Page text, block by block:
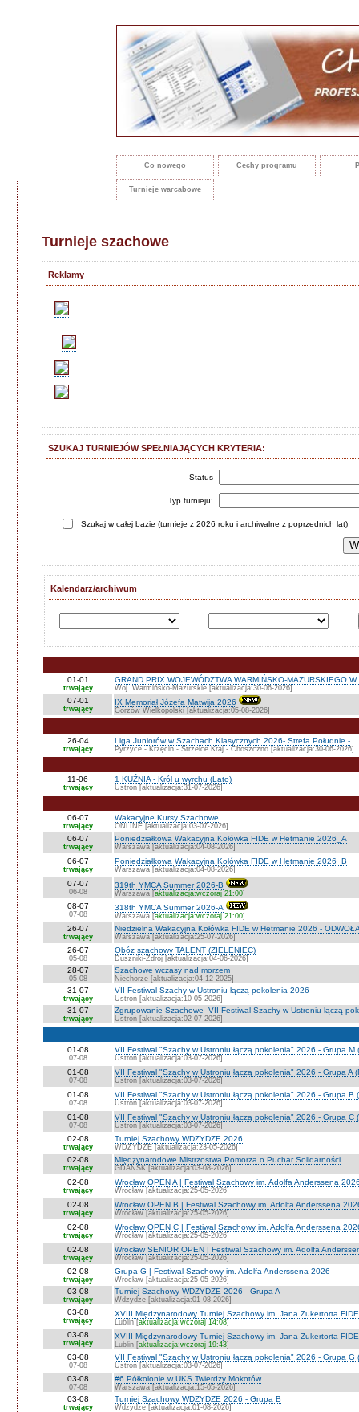
Co nowego Cechy programu
Turnieje warcabowe
Turnieje szachowe
Reklamy
SZUKAJ TURNIEJÓW SPEŁNIAJĄCYCH KRYTERIA:
Status
Typ turnieju:
Szukaj w całej bazie (turnieje z 2026 roku i archiwalne z poprzednich lat)
Kalendarz/archiwum
01-01
trwający
GRAND PRIX WOJEWÓDZTWA WARMIŃSKO-MAZURSKIEGO
Woj. Warmińsko-Mazurskie [aktualizacja:30-06-2026]
07-01
trwający
IX Memoriał Józefa Matwija 2026
Gorzów Wielkopolski [aktualizacja:05-08-2026]
26-04
trwający
Liga Juniorów w Szachach Klasycznych 2026- Strefa Południe -
Pyrzyce - Krzęcin - Strzelce Kraj - Choszczno [aktualizacja:30-06-2026]
11-06
trwający
1 KUŹNIA - Król u wyrchu (Lato)
Ustroń [aktualizacja:31-07-2026]
06-07
trwający
Wakacyjne Kursy Szachowe
ONLINE [aktualizacja:03-07-2026]
06-07
trwający
Poniedziałkowa Wakacyjna Kołówka FIDE w Hetmanie 2026_A
Warszawa [aktualizacja:04-08-2026]
06-07
trwający
Poniedziałkowa Wakacyjna Kołówka FIDE w Hetmanie 2026_B
Warszawa [aktualizacja:04-08-2026]
07-07
06-08
319th YMCA Summer 2026-B
Warszawa [aktualizacja:wczoraj 21:00]
08-07
07-08
318th YMCA Summer 2026-A
Warszawa [aktualizacja:wczoraj 21:00]
26-07
trwający
Niedzielna Wakacyjna Kołówka FIDE w Hetmanie 2026 -
Warszawa [aktualizacja:25-07-2026]
26-07
05-08
Obóz szachowy TALENT (ZIELENIEC)
Duszniki-Zdrój [aktualizacja:04-06-2026]
28-07
05-08
Szachowe wczasy nad morzem
Niechorze [aktualizacja:04-12-2025]
31-07
trwający
VII Festiwal Szachy w Ustroniu łączą pokolenia 2026
Ustroń [aktualizacja:10-05-2026]
31-07
trwający
Zgrupowanie Szachowe- VII Festiwal Szachy w Ustroniu łączą
Ustroń [aktualizacja:02-07-2026]
01-08
07-08
VII Festiwal "Szachy w Ustroniu łączą pokolenia" 2026 - Grupa M
Ustroń [aktualizacja:03-07-2026]
01-08
07-08
VII Festiwal "Szachy w Ustroniu łączą pokolenia" 2026 - Grupa A
Ustroń [aktualizacja:03-07-2026]
01-08
07-08
VII Festiwal "Szachy w Ustroniu łączą pokolenia" 2026 - Grupa B
Ustroń [aktualizacja:03-07-2026]
01-08
07-08
VII Festiwal "Szachy w Ustroniu łączą pokolenia" 2026 - Grupa C
Ustroń [aktualizacja:03-07-2026]
02-08
trwający
Turniej Szachowy WDZYDZE 2026
WDZYDZE [aktualizacja:23-05-2026]
02-08
trwający
Międzynarodowe Mistrzostwa Pomorza o Puchar Solidarności
GDAŃSK [aktualizacja:03-08-2026]
02-08
trwający
Wrocław OPEN A | Festiwal Szachowy im. Adolfa Anderssena
Wrocław [aktualizacja:25-05-2026]
02-08
trwający
Wrocław OPEN B | Festiwal Szachowy im. Adolfa Anderssena
Wrocław [aktualizacja:25-05-2026]
02-08
trwający
Wrocław OPEN C | Festiwal Szachowy im. Adolfa Anderssena
Wrocław [aktualizacja:25-05-2026]
02-08
trwający
Wrocław SENIOR OPEN | Festiwal Szachowy im. Adolfa
Wrocław [aktualizacja:25-05-2026]
02-08
trwający
Grupa G | Festiwal Szachowy im. Adolfa Anderssena 2026
Wrocław [aktualizacja:25-05-2026]
03-08
trwający
Turniej Szachowy WDZYDZE 2026 - Grupa A
Wdzydze [aktualizacja:01-08-2026]
03-08
trwający
XVIII Międzynarodowy Turniej Szachowy im. Jana Zukertorta
Lublin [aktualizacja:wczoraj 14:08]
03-08
trwający
XVIII Międzynarodowy Turniej Szachowy im. Jana Zukertorta
Lublin [aktualizacja:wczoraj 19:43]
03-08
07-08
VII Festiwal "Szachy w Ustroniu łączą pokolenia" 2026 - Grupa G
Ustroń [aktualizacja:03-07-2026]
03-08
07-08
#6 Półkolonie w UKS Twierdzy Mokotów
Warszawa [aktualizacja:15-05-2026]
03-08
trwający
Turniej Szachowy WDZYDZE 2026 - Grupa B
Wdzydze [aktualizacja:01-08-2026]